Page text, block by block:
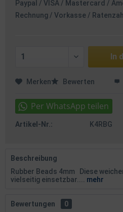
Paypal / VISA / Mastercard /
Rechnung / Vorkasse /
In
Merken Bewerten
Artikel-Nr.: K4RBG
Beschreibung
Rubber Beads 4mm Diese
vielseitig einsetzbar....
mehr
Bewertungen
0